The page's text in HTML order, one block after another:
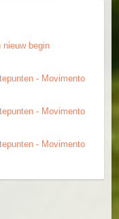
nieuw begin
- Movimento
- Movimento
- Movimento